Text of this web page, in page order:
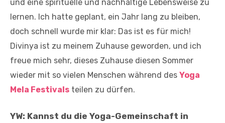
und eine spirituelle und nachhaltige Lebensweise zu
lernen. Ich hatte geplant, ein Jahr lang zu bleiben,
doch schnell wurde mir klar: Das ist es für mich!
Divinya ist zu meinem Zuhause geworden, und ich
freue mich sehr, dieses Zuhause diesen Sommer
wieder mit so vielen Menschen während des Yoga
Mela Festivals teilen zu dürfen.
YW: Kannst du die Yoga-Gemeinschaft in